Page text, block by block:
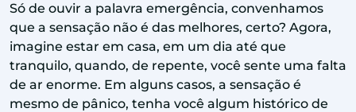
Só de ouvir a palavra emergência, convenhamos
que a sensação não é das melhores, certo? Agora,
imagine estar em casa, em um dia até que
tranquilo, quando, de repente, você sente uma falta
de ar enorme. Em alguns casos, a sensação é
mesmo de pânico, tenha você algum histórico de